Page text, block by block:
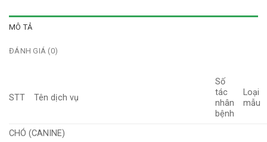
MÔ TẢ
ĐÁNH GIÁ (0)
STT Tên dịch vụ
Số
tác
nhân
bệnh
Loại
mẫu
CHÓ (CANINE)